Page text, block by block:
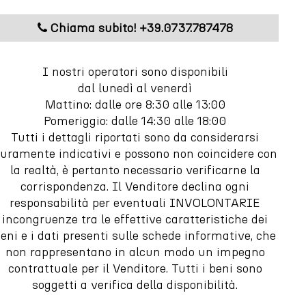
Chiama subito! +39.0737.787478
I nostri operatori sono disponibili
dal lunedì al venerdì
Mattino: dalle ore 8:30 alle 13:00
Pomeriggio: dalle 14:30 alle 18:00
Tutti i dettagli riportati sono da considerarsi
indicativi e possono non coincidere con
la realtà, è pertanto necessario verificarne la
corrispondenza. Il Venditore declina ogni
responsabilità per eventuali INVOLONTARIE
incongruenze tra le effettive caratteristiche dei
e i dati presenti sulle schede informative, che
non rappresentano in alcun modo un impegno
contrattuale per il Venditore. Tutti i beni sono
soggetti a verifica della disponibilità.